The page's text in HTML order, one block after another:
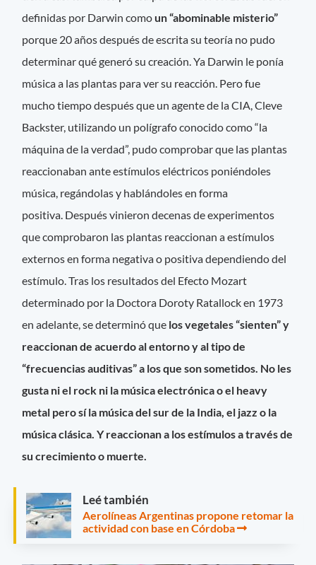
definidas por Darwin como un “abominable misterio”
porque 20 años después de escrita su teoría no pudo
determinar qué generó su creación. Ya Darwin le ponía
música a las plantas para ver su reacción. Pero fue
mucho tiempo después que un agente de la CIA, Cleve
Backster, utilizando un polígrafo conocido como “la
máquina de la verdad”, pudo comprobar que las plantas
reaccionaban ante estímulos eléctricos poniéndoles
música, regándolas y hablándoles en forma
positiva. Después vinieron decenas de experimentos
que comprobaron las plantas reaccionan a estímulos
externos en forma negativa o positiva dependiendo del
estímulo. Tras los resultados del Efecto Mozart
determinado por la Doctora Doroty Ratallock en 1973
en adelante, se determinó que los vegetales “sienten” y
reaccionan de acuerdo al entorno y al tipo de
“frecuencias auditivas” a los que son sometidos. No les
gusta ni el rock ni la música electrónica o el heavy
metal pero sí la música del sur de la India, el jazz o la
música clásica. Y reaccionan a los estímulos a través de
su crecimiento o muerte.
Leé también
Aerolíneas Argentinas propone retomar la
actividad con base en Córdoba